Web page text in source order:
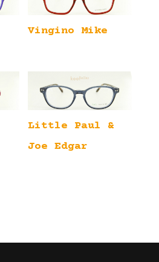
Vingino Mike
Little Paul &
Joe Edgar